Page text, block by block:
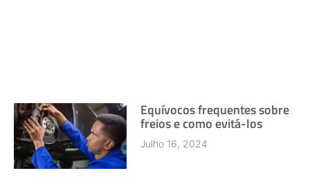
Equívocos frequentes sobre
freios e como evitá-los
Julho 16, 2024